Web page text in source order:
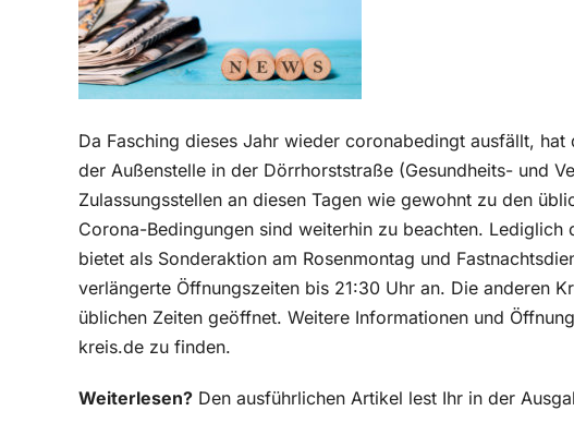
Da Fasching dieses Jahr wieder coronabedingt ausfällt,
der Außenstelle in der Dörrhorststraße (Gesundheits- und
Zulassungsstellen an diesen Tagen wie gewohnt zu den
Corona-Bedingungen sind weiterhin zu beachten.
bietet als Sonderaktion am Rosenmontag und
verlängerte Öffnungszeiten bis 21:30 Uhr an. Die anderen
üblichen Zeiten geöffnet. Weitere Informationen und
kreis.de zu finden.
Weiterlesen? Den ausführlichen Artikel lest Ihr in der